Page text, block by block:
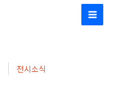
전시소식